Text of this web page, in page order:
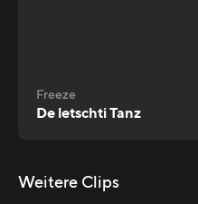
Freeze
De letschti Tanz
Weitere Clips